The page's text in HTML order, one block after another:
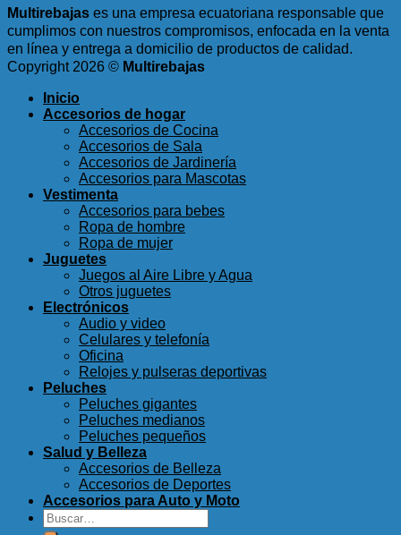
Multirebajas es una empresa ecuatoriana responsable que
cumplimos con nuestros compromisos, enfocada en la venta
en línea y entrega a domicilio de productos de calidad.
Copyright 2026 © Multirebajas
Inicio
Accesorios de hogar
Accesorios de Cocina
Accesorios de Sala
Accesorios de Jardinería
Accesorios para Mascotas
Vestimenta
Accesorios para bebes
Ropa de hombre
Ropa de mujer
Juguetes
Juegos al Aire Libre y Agua
Otros juguetes
Electrónicos
Audio y video
Celulares y telefonía
Oficina
Relojes y pulseras deportivas
Peluches
Peluches gigantes
Peluches medianos
Peluches pequeños
Salud y Belleza
Accesorios de Belleza
Accesorios de Deportes
Accesorios para Auto y Moto
Buscar